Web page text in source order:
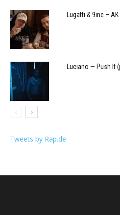
Lugatti & 9ine – AK
Luciano — Push It
Tweets by Rap.de